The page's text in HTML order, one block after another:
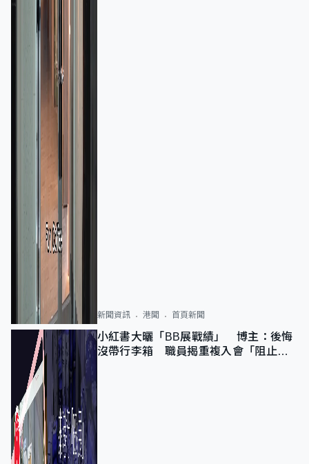
新聞資訊 港聞 首頁新聞
小紅書大曬「BB展戰績」 博主：後悔
沒帶行李箱 職員揭重複入會「阻止唔